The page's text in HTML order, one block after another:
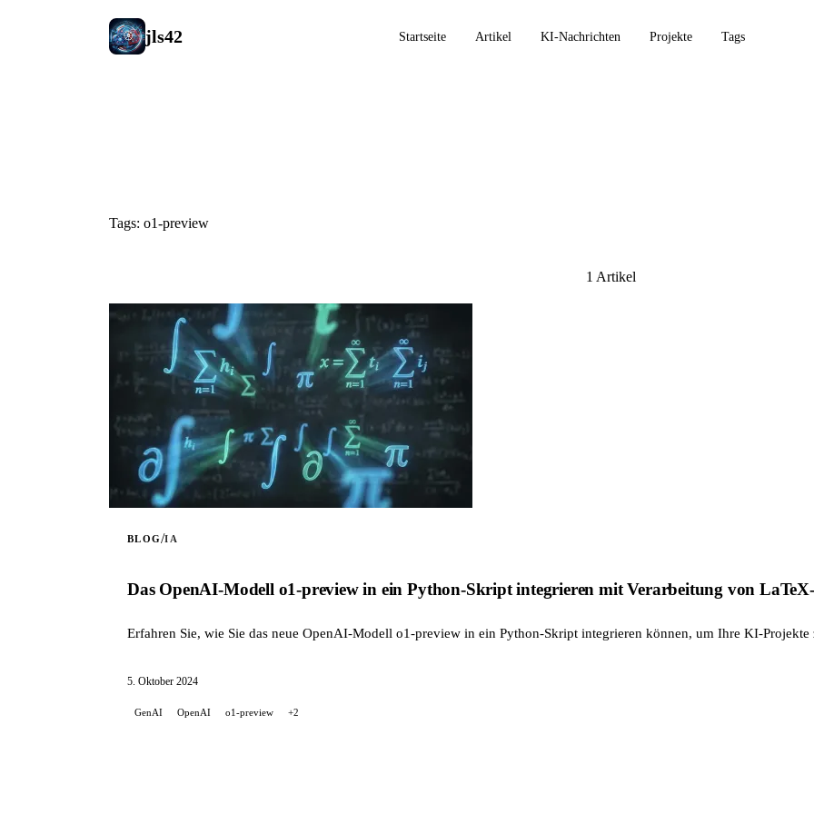
jls42 Startseite Artikel KI-Nachrichten Projekte Tags
Tags: o1-preview
1 Artikel
BLOG/IA
Das OpenAI-Modell o1-preview in ein Python-Skript integrieren mit Verarbeitung von
Erfahren Sie, wie Sie das neue OpenAI-Modell o1-preview in ein Python-Skript integrieren können, um Ihre KI-
5. Oktober 2024
GenAI OpenAI o1-preview +2